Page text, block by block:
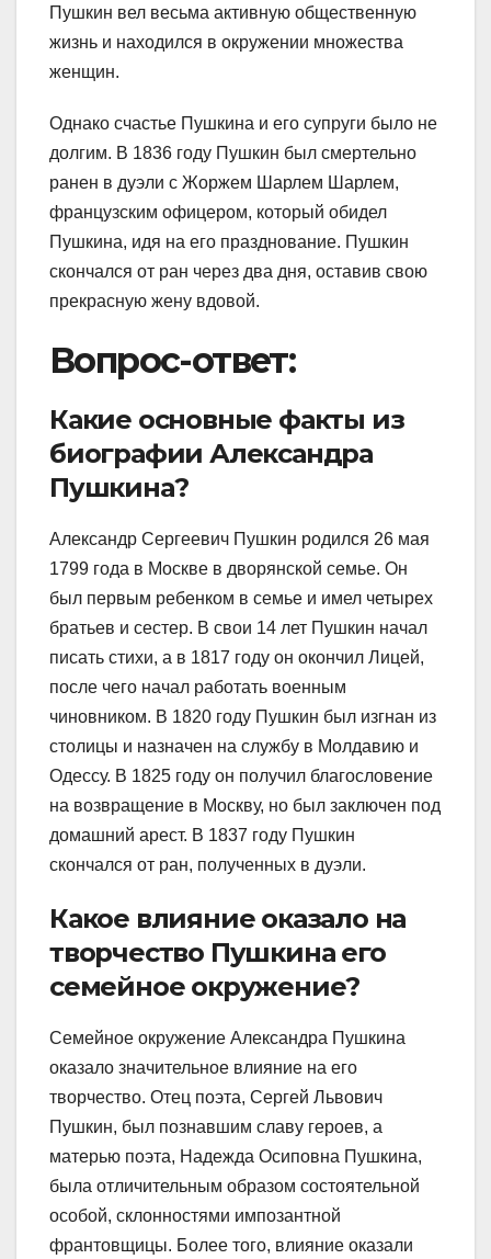
Пушкин вел весьма активную общественную
жизнь и находился в окружении множества
женщин.
Однако счастье Пушкина и его супруги было не
долгим. В 1836 году Пушкин был смертельно
ранен в дуэли с Жоржем Шарлем Шарлем,
французским офицером, который обидел
Пушкина, идя на его празднование. Пушкин
скончался от ран через два дня, оставив свою
прекрасную жену вдовой.
Вопрос-ответ:
Какие основные факты из
биографии Александра
Пушкина?
Александр Сергеевич Пушкин родился 26 мая
1799 года в Москве в дворянской семье. Он
был первым ребенком в семье и имел четырех
братьев и сестер. В свои 14 лет Пушкин начал
писать стихи, а в 1817 году он окончил Лицей,
после чего начал работать военным
чиновником. В 1820 году Пушкин был изгнан из
столицы и назначен на службу в Молдавию и
Одессу. В 1825 году он получил благословение
на возвращение в Москву, но был заключен под
домашний арест. В 1837 году Пушкин
скончался от ран, полученных в дуэли.
Какое влияние оказало на
творчество Пушкина его
семейное окружение?
Семейное окружение Александра Пушкина
оказало значительное влияние на его
творчество. Отец поэта, Сергей Львович
Пушкин, был познавшим славу героев, а
матерью поэта, Надежда Осиповна Пушкина,
была отличительным образом состоятельной
особой, склонностями импозантной
франтовщицы. Более того, влияние оказали